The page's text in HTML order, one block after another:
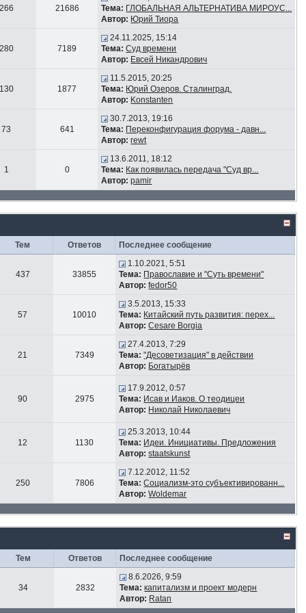
21686
Тема: ГЛОБАЛЬНАЯ АЛЬТЕРНАТИВА МИРОУС...
Автор: Юрий Тиора
7189
24.11.2025, 15:14
Тема: Суд времени
Автор: Евсей Никандрович
1877
11.5.2015, 20:25
Тема: Юрий Озеров. Сталинград.
Автор: Konstanten
73 641
30.7.2013, 19:16
Тема: Переконфигурация форума - давн...
Автор: rewt
1 0
13.6.2011, 18:12
Тема: Как появилась передача "Суд вр...
Автор: pamir
Тем Ответов Последнее сообщение
437 33855
1.10.2021, 5:51
Тема: Православие и "Суть времени"
Автор: fedor50
57 10010
3.5.2013, 15:33
Тема: Китайский путь развития: перех...
Автор: Cesare Borgia
21 7349
27.4.2013, 7:29
Тема: "Десоветизация" в действии
Автор: Богатырёв
90 2975
17.9.2012, 0:57
Тема: Исав и Иаков. О теодицеи
Автор: Николай Николаевич
12 1130
25.3.2013, 10:44
Тема: Идеи. Инициативы. Предложения
Автор: staatskunst
250 7806
7.12.2012, 11:52
Тема: Социализм-это субъективированн...
Автор: Woldemar
Тем Ответов Последнее сообщение
34 2832
8.6.2026, 9:59
Тема: капитализм и проект модерн
Автор: Ratan